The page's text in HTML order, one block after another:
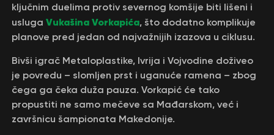
ključnim duelima protiv severnog komšije biti lišeni i
usluga Vukašina Vorkapića, što dodatno komplikuje
planove pred jedan od najvažnijih izazova u ciklusu.
Bivši igrač Metaloplastike, Ivrija i Vojvodine doživeo
je povredu – slomljen prst i uganuće ramena – zbog
čega ga čeka duža pauza. Vorkapić će tako
propustiti ne samo mečeve sa Mađarskom, već i
završnicu šampionata Makedonije.